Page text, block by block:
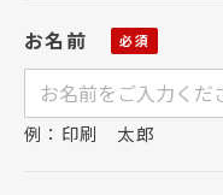
お名前
例：印刷 太郎